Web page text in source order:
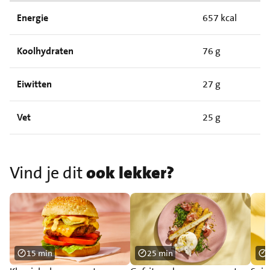
Energie 657 kcal
Koolhydraten 76 g
Eiwitten 27 g
Vet 25 g
Vind je ditook lekker?
15 min 25 min